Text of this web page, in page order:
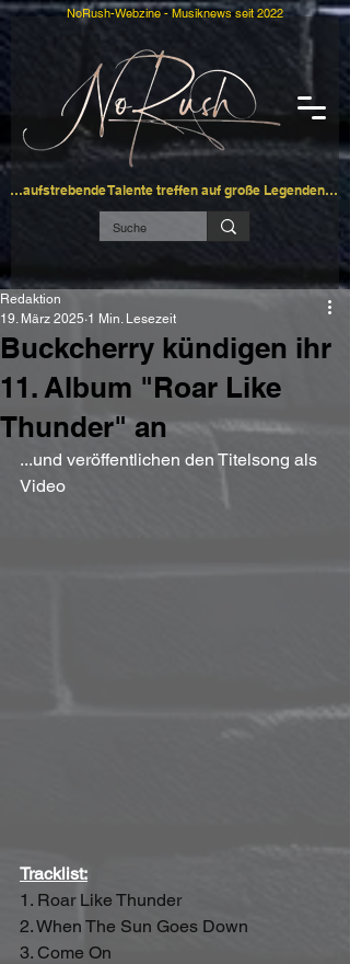
…aufstrebende Talente treffen auf große Legenden…
NoRush-Webzine - Musiknews seit 2022
Buckcherry kündigen ihr
11. Album "Roar Like
Thunder" an
Redaktion
19. März 2025 1 Min. Lesezeit
...und veröffentlichen den Titelsong als
Video
Tracklist:
1. Roar Like Thunder
2. When The Sun Goes Down
3. Come On